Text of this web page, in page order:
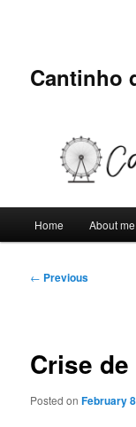
Cantinho
Home About me
Post
← Previous
Crise
Posted onFebruary